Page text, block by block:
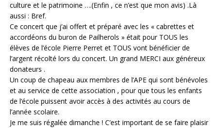
culture et le patrimoine ….(Enfin , ce n’est que mon avis) .Là
aussi : Bref.
Ce concert que j’ai offert et préparé avec les « cabrettes et
accordéons du buron de Pailherols » était pour TOUS les
élèves de l’école Pierre Perret et TOUS vont bénéficier de
l’argent récolté lors du concert. Un grand MERCI aux généreux
donateurs .
Un coup de chapeau aux membres de l’APE qui sont bénévoles
et au service de cette association , pour que tous les enfants
de l’école puissent avoir accès à des activités au cours de
l’année scolaire.
Je me suis régalée dimanche ! C’est important de se faire plaisir